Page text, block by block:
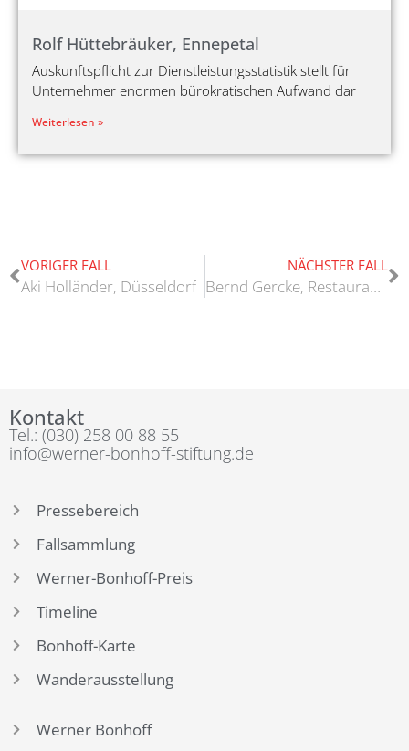
Rolf Hüttebräuker, Ennepetal
Auskunftspflicht zur Dienstleistungsstatistik stellt für
Unternehmer enormen bürokratischen Aufwand dar
Weiterlesen »
VORIGER FALL
Aki Holländer, Düsseldorf
NÄCHSTER FALL
Bernd Gercke, Restaurant Alter Dragoner, Ludwigslust
Kontakt
Tel.: (030) 258 00 88 55
info@werner-bonhoff-stiftung.de
Pressebereich
Fallsammlung
Werner-Bonhoff-Preis
Timeline
Bonhoff-Karte
Wanderausstellung
Werner Bonhoff